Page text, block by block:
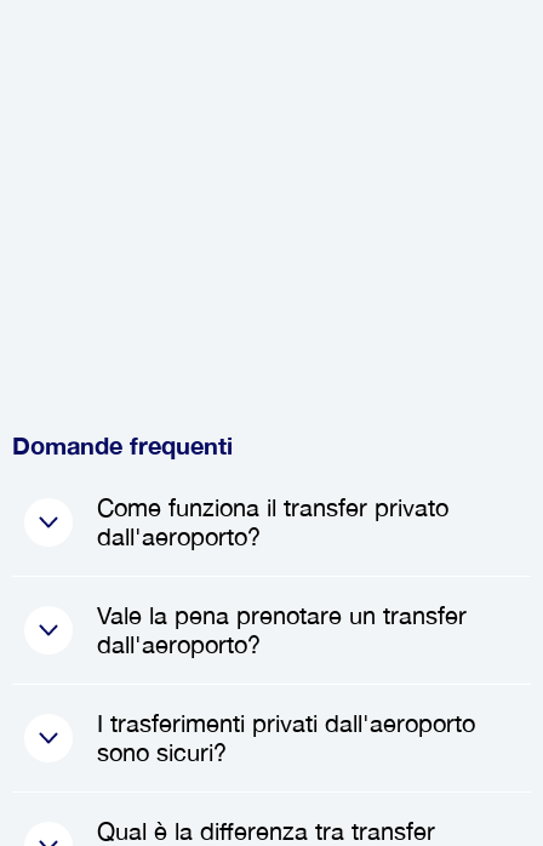
Domande frequenti
Come funziona il transfer privato
dall'aeroporto?
Quando prenoti un transfer
privato, un autista professionista
nome per una facile
identificazione. Dopo averti
ti accompagnerà al tuo veicolo
Vale la pena prenotare un transfer
dall'aeroporto?
Assolutamente! Prenotare un
transfer dall'aeroporto
può farti
I trasferimenti privati dall'aeroporto
sono sicuri?
Sì, itrasferimenti privati
Qual è la differenza tra transfer